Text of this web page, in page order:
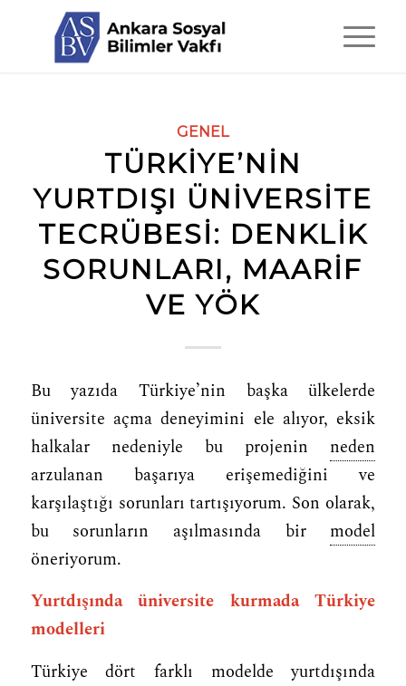
GENEL
TÜRKİYE’NİN
YURTDIŞI ÜNİVERSİTE
TECRÜBESİ: DENKLİK
SORUNLARI, MAARİF
VE YÖK
Bu yazıda Türkiye’nin başka ülkelerde
üniversite açma deneyimini ele alıyor, eksik
halkalar nedeniyle bu projenin neden
arzulanan başarıya erişemediğini ve
karşılaştığı sorunları tartışıyorum. Son olarak,
bu sorunların aşılmasında bir model
öneriyorum.
Yurtdışında üniversite kurmada Türkiye
modelleri
Türkiye dört farklı modelde yurtdışında